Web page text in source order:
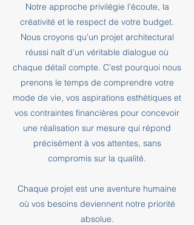
Notre approche privilégie l'écoute, la
créativité et le respect de votre budget.
Nous croyons qu'un projet architectural
réussi naît d'un véritable dialogue où
chaque détail compte. C'est pourquoi nous
prenons le temps de comprendre votre
mode de vie, vos aspirations esthétiques et
vos contraintes financières pour concevoir
une réalisation sur mesure qui répond
précisément à vos attentes, sans
compromis sur la qualité.
Chaque projet est une aventure humaine
où vos besoins deviennent notre priorité
absolue.